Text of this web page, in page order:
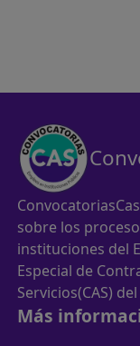
sobre los
instituciones del
Especial de
Servicios(CAS)
Más